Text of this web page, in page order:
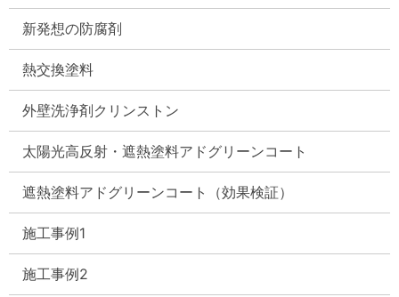
新発想の防腐剤
熱交換塗料
外壁洗浄剤クリンストン
太陽光高反射・遮熱塗料アドグリーンコート
遮熱塗料アドグリーンコート（効果検証）
施工事例1
施工事例2